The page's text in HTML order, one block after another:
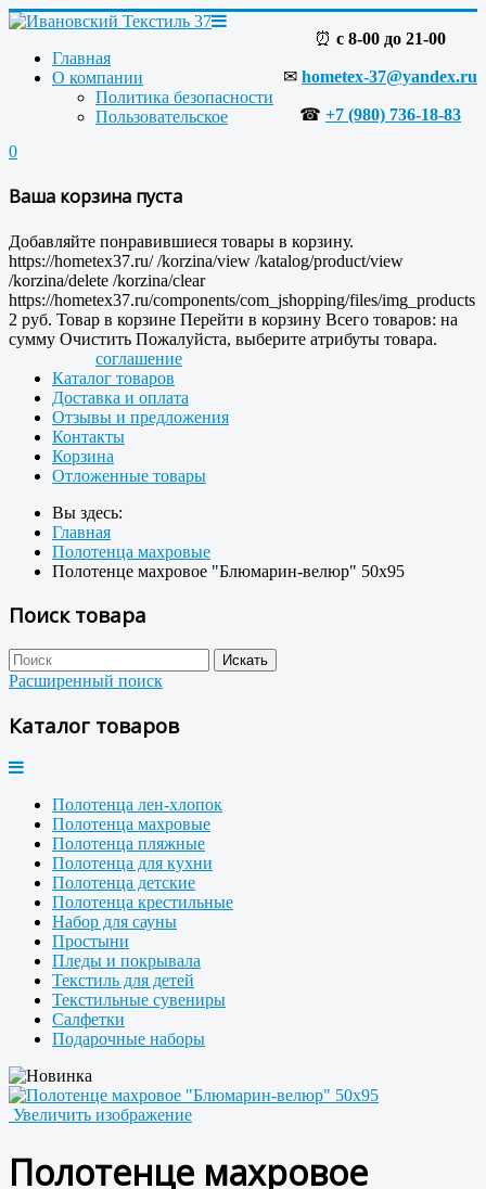
⏰ с 8-00 до 21-00
✉ hometex-37@yandex.ru
☎ +7 (980) 736-18-83
0
Ваша корзина пуста
Добавляйте понравившиеся товары в корзину.
https://hometex37.ru/ /korzina/view /katalog/product/view
/korzina/delete /korzina/clear
https://hometex37.ru/components/com_jshopping/files/img_products
2 руб. Товар в корзине Перейти в корзину Всего товаров: на
сумму Очистить Пожалуйста, выберите атрибуты товара.
Главная
О компании
Политика безопасности
Пользовательское
соглашение
Каталог товаров
Доставка и оплата
Отзывы и предложения
Контакты
Корзина
Отложенные товары
Вы здесь:
Главная
Полотенца махровые
Полотенце махровое "Блюмарин-велюр" 50x95
Поиск товара
Расширенный поиск
Каталог товаров
Полотенца лен-хлопок
Полотенца махровые
Полотенца пляжные
Полотенца для кухни
Полотенца детские
Полотенца крестильные
Набор для сауны
Простыни
Пледы и покрывала
Текстиль для детей
Текстильные сувениры
Салфетки
Подарочные наборы
Увеличить изображение
Полотенце махровое